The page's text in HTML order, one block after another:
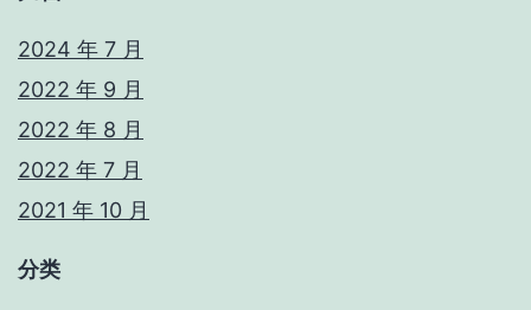
2024 年 7 月
2022 年 9 月
2022 年 8 月
2022 年 7 月
2021 年 10 月
分类